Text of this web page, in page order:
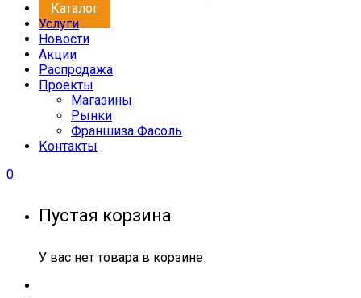
Каталог
Услуги
Новости
Акции
Распродажа
Проекты
Магазины
Рынки
Франшиза Фасоль
Контакты
0
Пустая корзина
У вас нет товара в корзине